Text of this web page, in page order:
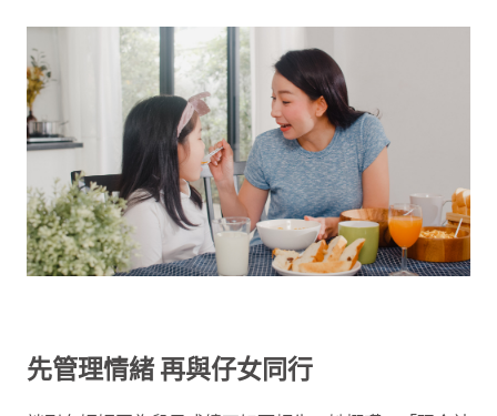
先管理情緒 再與仔女同行